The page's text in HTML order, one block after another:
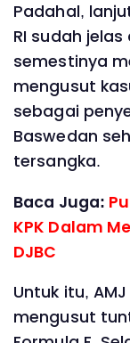
Padahal,
RI sudah
semestinya
mengusut
sebagai
Baswedan
tersangka.
Baca Juga:
KPK Dalam
DJBC
Untuk itu,
mengusut